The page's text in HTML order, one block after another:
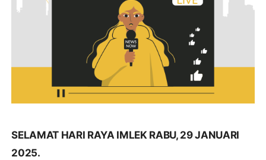
SELAMAT HARI RAYA IMLEK RABU, 29 JANUARI
2025.